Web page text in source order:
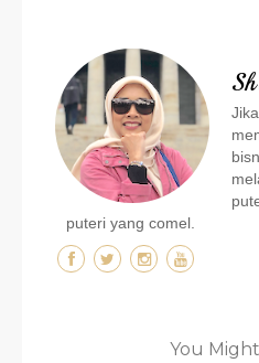
puteri yang comel.
You